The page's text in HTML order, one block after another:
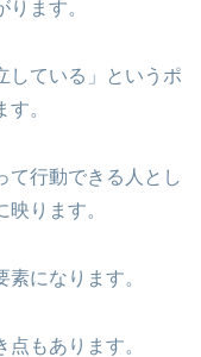
ます。
している」というポ
。
て行動できる人とし
ります。
になります。
もあります。